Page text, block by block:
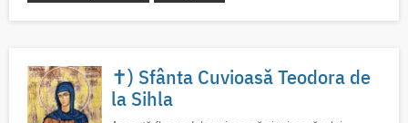
✝) Sfânta Cuvioasă Teodora de
la Sihla